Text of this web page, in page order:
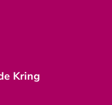
Kring